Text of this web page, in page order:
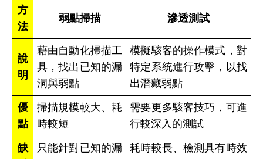
方
法
弱點掃描 滲透測試
說
明
藉由自動化掃描工
具，找出已知的漏
洞與弱點
模擬駭客的操作模式，對
特定系統進行攻擊，以找
出潛藏弱點
優
點
掃描規模較大、耗
時較短
需要更多駭客技巧，可進
行較深入的測試
缺
只能針對已知的漏
耗時較長、檢測具有時效